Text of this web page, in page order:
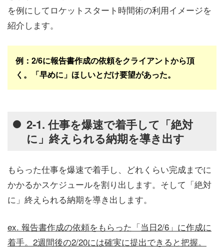
を例にしてロケットスタート時間術の利用イメージを
紹介します。
例：2/6に報告書作成の依頼をクライアントから頂
く。「早めに」ほしいとだけ要望があった。
2-1. 仕事を爆速で着手して「絶対
に」終えられる納期を導き出す
もらった仕事を爆速で着手し、どれくらい完成までに
かかるかスケジュールを割り出します。そして「絶対
に」終えられる納期を導き出します。
ex. 報告書作成の依頼をもらった「当日2/6」に作成に
着手。2週間後の2/20には確実に提出できると把握。